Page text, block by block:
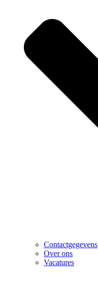
Contactgegevens
Over ons
Vacatures